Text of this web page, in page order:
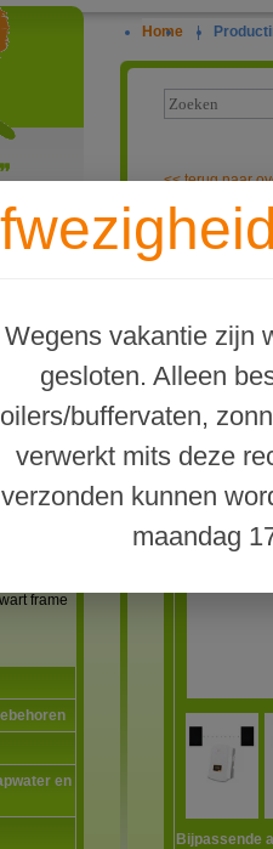
& JA
Solar
frame
en
Home |
Wegens vakantie zijn
gesloten. Alleen
buffervaten,
verwerkt mits deze
verzonden kunnen
maandag
<<terug naar
PV-systeem
Bijpassende